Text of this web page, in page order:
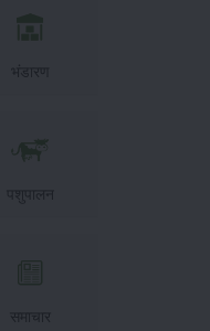
भंडारण
पशुपालन
समाचार